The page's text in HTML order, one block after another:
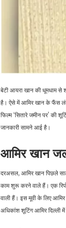
बेटी आयरा खान की धूमधाम से
है। ऐसे में आमिर खान के फैंस
फिल्म ‘सितारे जमीन पर’ की
जानकारी सामने आई है।
आमिर खान
दरअसल, आमिर खान पिछले साल
काम शुरू करने वाले हैं। एक
वाली हैं। इस मूवी के लिए
अधिकांश शूटिंग आमिर दिल्ली
IND Vs SL 1st
Live: श्रीलंका की टीम ने
जीता टॉस, भारत…
मनोरंजन
शिकार बनेगा ये
रौद्योगिकी
BSNL का गजब का
150 दिन की लंबी